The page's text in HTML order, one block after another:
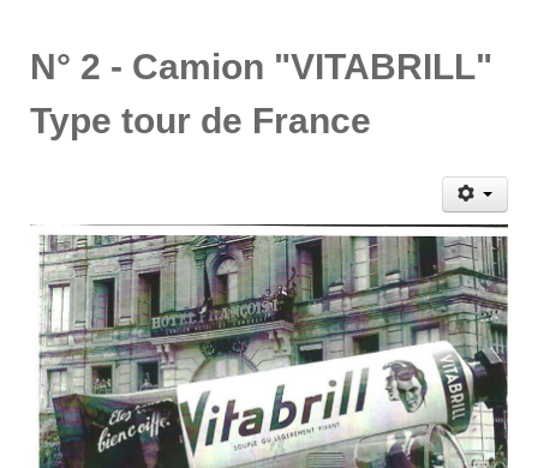
N° 2 - Camion "VITABRILL"
Type tour de France